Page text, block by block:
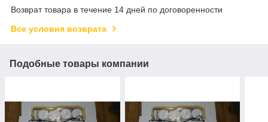
Возврат товара в течение 14 дней по договоренности
Все условия возврата
Подобные товары компании